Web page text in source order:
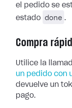
el pedido se
estado
done .
Compra
Utilice la
un pedido con
devuelve un
pago.